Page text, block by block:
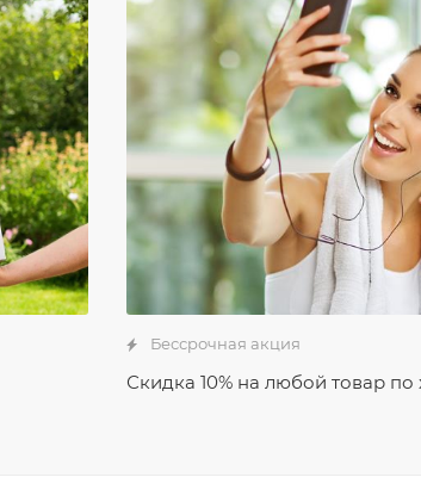
Бессрочная акция
Скидка 10% на любой товар по